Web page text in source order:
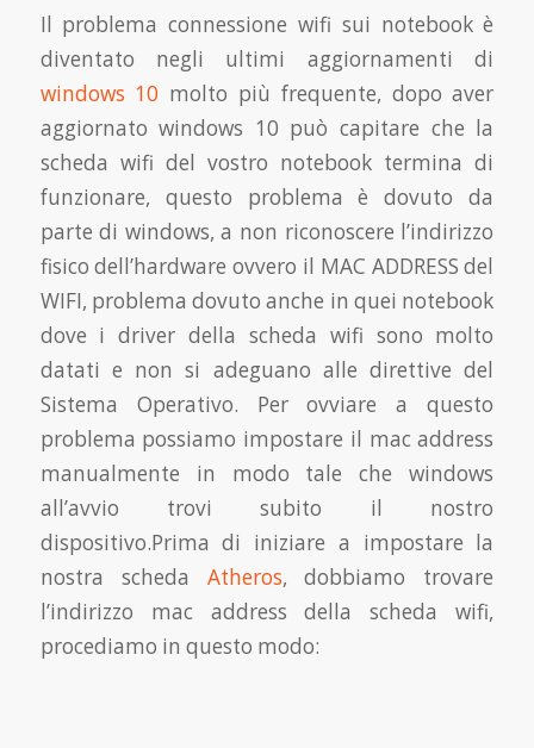
Il problema connessione wifi sui notebook è
diventato negli ultimi aggiornamenti di
windows 10 molto più frequente, dopo aver
aggiornato windows 10 può capitare che la
scheda wifi del vostro notebook termina di
funzionare, questo problema è dovuto da
parte di windows, a non riconoscere l’indirizzo
fisico dell’hardware ovvero il MAC ADDRESS del
WIFI, problema dovuto anche in quei notebook
dove i driver della scheda wifi sono molto
datati e non si adeguano alle direttive del
Sistema Operativo. Per ovviare a questo
problema possiamo impostare il mac address
manualmente in modo tale che windows
all’avvio trovi subito il nostro
dispositivo.Prima di iniziare a impostare la
nostra scheda Atheros, dobbiamo trovare
l’indirizzo mac address della scheda wifi,
procediamo in questo modo: